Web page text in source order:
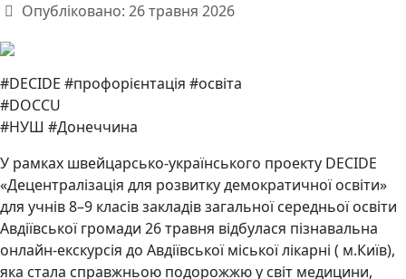
Опубліковано: 26 травня 2026
#DECIDE #профорієнтація #освіта
#DOCCU
#НУШ #Донеччина
У рамках швейцарсько-українського проекту DECIDE
«Децентралізація для розвитку демократичної освіти»
для учнів 8–9 класів закладів загальної середньої освіти
Авдіївської громади 26 травня відбулася пізнавальна
онлайн-екскурсія до Авдіївської міської лікарні ( м.Київ),
яка стала справжньою подорожжю у світ медицини,